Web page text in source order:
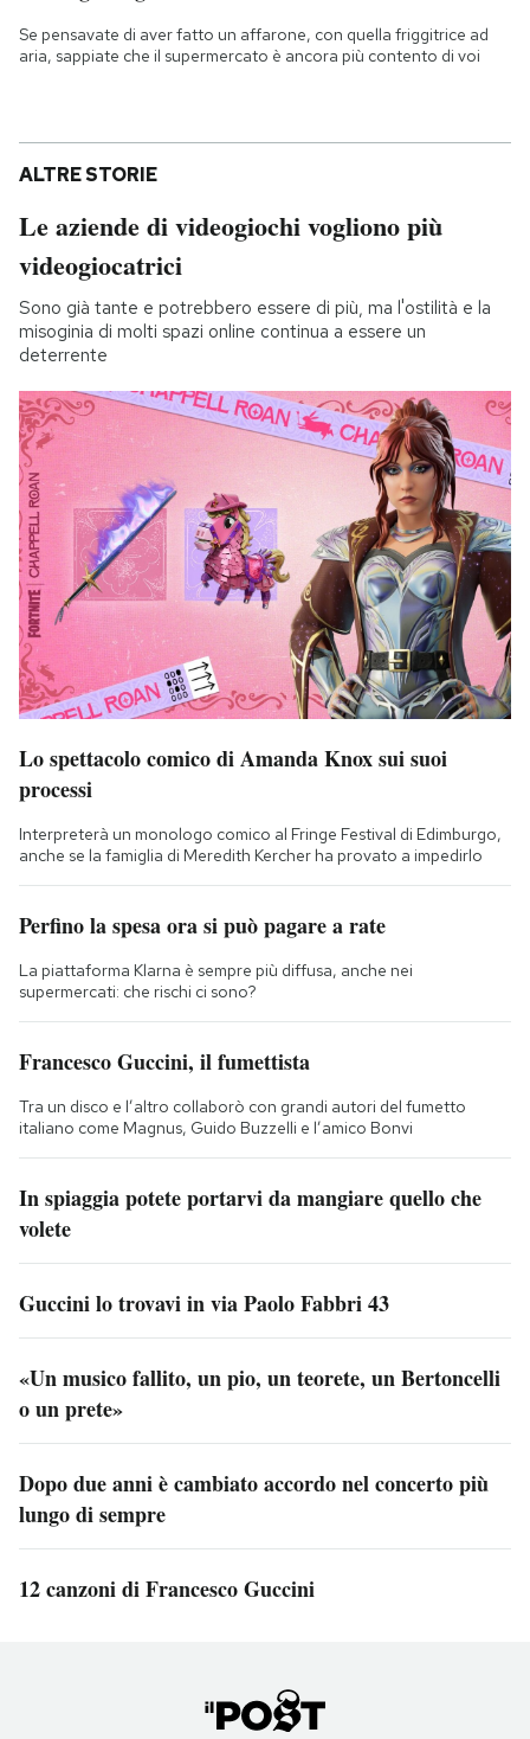
Se pensavate di aver fatto un affarone, con quella friggitrice ad
aria, sappiate che il supermercato è ancora più contento di voi
ALTRE STORIE
Le aziende di videogiochi vogliono più
videogiocatrici
Sono già tante e potrebbero essere di più, ma l'ostilità e la
misoginia di molti spazi online continua a essere un
deterrente
Lo spettacolo comico di Amanda Knox sui suoi
processi
Interpreterà un monologo comico al Fringe Festival di Edimburgo,
anche se la famiglia di Meredith Kercher ha provato a impedirlo
Perfino la spesa ora si può pagare a rate
La piattaforma Klarna è sempre più diffusa, anche nei
supermercati: che rischi ci sono?
Francesco Guccini, il fumettista
Tra un disco e l’altro collaborò con grandi autori del fumetto
italiano come Magnus, Guido Buzzelli e l’amico Bonvi
In spiaggia potete portarvi da mangiare quello che
volete
Guccini lo trovavi in via Paolo Fabbri 43
«Un musico fallito, un pio, un teorete, un Bertoncelli
o un prete»
Dopo due anni è cambiato accordo nel concerto più
lungo di sempre
12 canzoni di Francesco Guccini